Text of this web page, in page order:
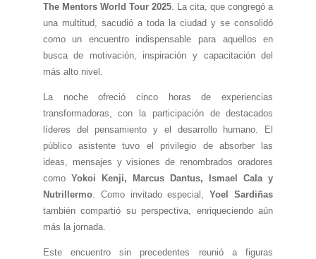
The Mentors World Tour 2025. La cita, que congregó a
una multitud, sacudió a toda la ciudad y se consolidó
como un encuentro indispensable para aquellos en
busca de motivación, inspiración y capacitación del
más alto nivel.
La noche ofreció cinco horas de experiencias
transformadoras, con la participación de destacados
líderes del pensamiento y el desarrollo humano. El
público asistente tuvo el privilegio de absorber las
ideas, mensajes y visiones de renombrados oradores
como Yokoi Kenji, Marcus Dantus, Ismael Cala y
Nutrillermo. Como invitado especial,Yoel Sardiñas
también compartió su perspectiva, enriqueciendo aún
más la jornada.
Este encuentro sin precedentes reunió a figuras